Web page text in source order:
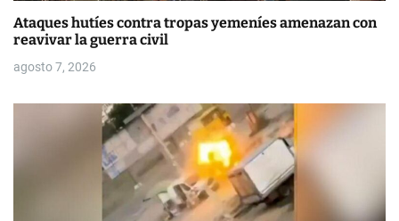
Ataques hutíes contra tropas yemeníes amenazan con
reavivar la guerra civil
agosto 7, 2026